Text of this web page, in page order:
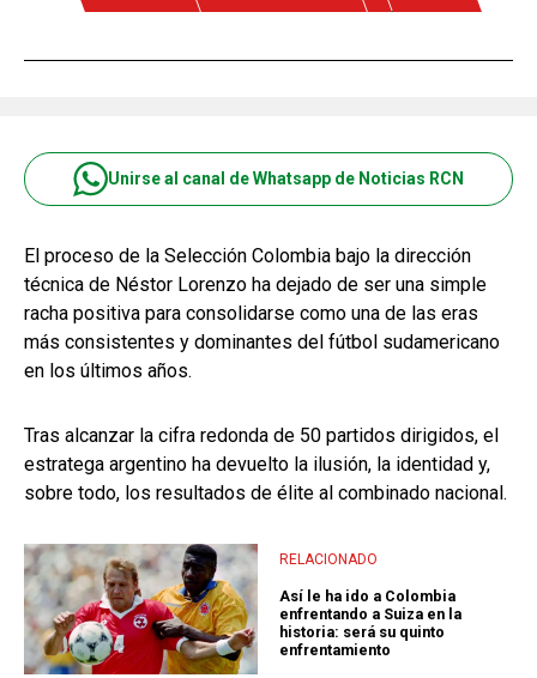
Unirse al canal de Whatsapp de Noticias RCN
El proceso de la Selección Colombia bajo la dirección
técnica de Néstor Lorenzo ha dejado de ser una simple
racha positiva para consolidarse como una de las eras
más consistentes y dominantes del fútbol sudamericano
en los últimos años.
Tras alcanzar la cifra redonda de 50 partidos dirigidos, el
estratega argentino ha devuelto la ilusión, la identidad y,
sobre todo, los resultados de élite al combinado nacional.
RELACIONADO
Así le ha ido a Colombia
enfrentando a Suiza en la
historia: será su quinto
enfrentamiento